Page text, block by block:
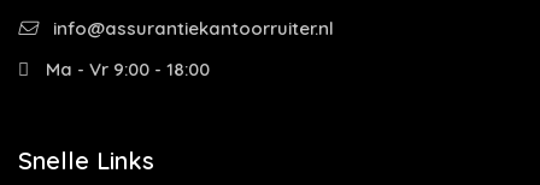
info@assurantiekantoorruiter.nl
Ma - Vr 9:00 - 18:00
Snelle Links